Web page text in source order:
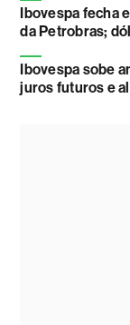
Ibovespa fecha
da Petrobras;
Ibovespa sobe
juros futuros e